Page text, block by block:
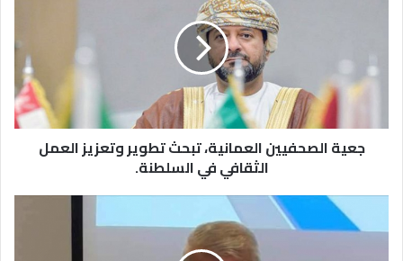
جعية الصحفيين العمانية، تبحث تطوير وتعزيز العمل
الثقافي في السلطنة.